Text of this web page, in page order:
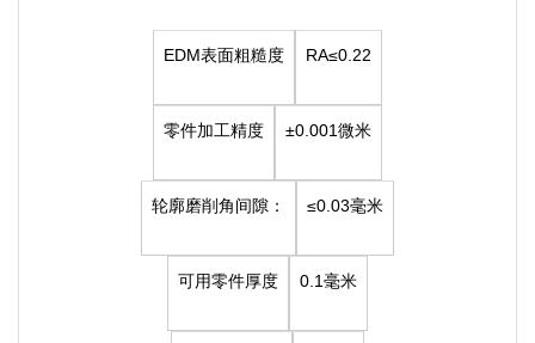
EDM表面粗糙度 RA≤0.22
零件加工精度 ±0.001微米
轮廓磨削角间隙： ≤0.03毫米
可用零件厚度 0.1毫米